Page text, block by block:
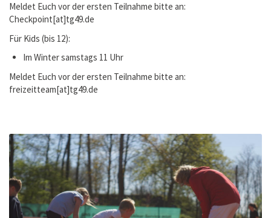
Meldet Euch vor der ersten Teilnahme bitte an:
Checkpoint[at]tg49.de
Für Kids (bis 12):
Im Winter samstags 11 Uhr
Meldet Euch vor der ersten Teilnahme bitte an:
freizeitteam[at]tg49.de